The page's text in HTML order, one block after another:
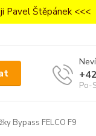
Pavel Štěpánek <<<
Po-
Bypass FELCO F9